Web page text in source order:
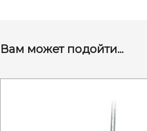
Вам может подойти...